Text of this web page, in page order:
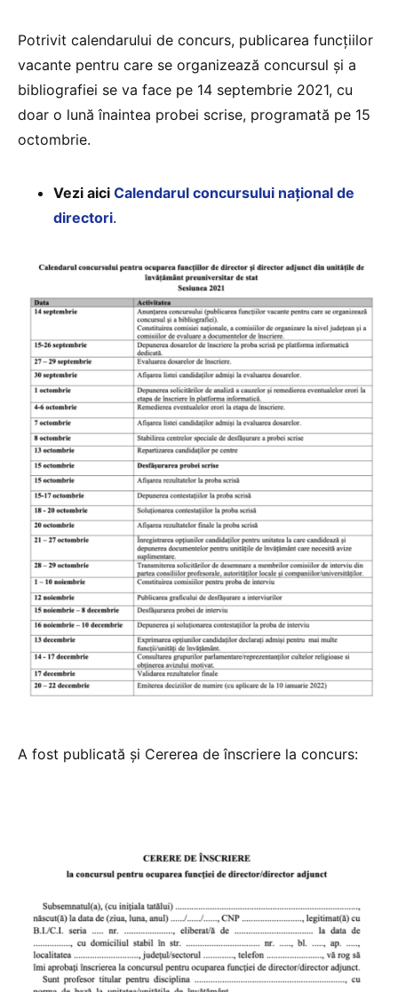
Potrivit calendarului de concurs, publicarea funcțiilor
vacante pentru care se organizează concursul și a
bibliografiei se va face pe 14 septembrie 2021, cu
doar o lună înaintea probei scrise, programată pe 15
octombrie.
Vezi aici Calendarul concursului național de
directori.
A fost publicată și Cererea de înscriere la concurs: